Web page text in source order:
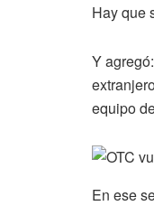
Hay que
Y
equipo
En ese